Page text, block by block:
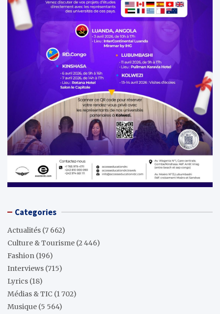
Categories
Actualités (7 662)
Culture & Tourisme (2 446)
Fashion (196)
Interviews (715)
Lyrics (18)
Médias & TIC (1 702)
Musique (5 564)